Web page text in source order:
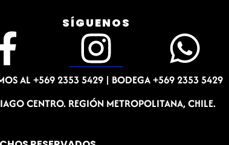
SÍGUENOS
F
a
c
I
n
s
W
h
a
AL +569 2353 5429 | BODEGA +569 2353 5429
CENTRO. REGIÓN METROPOLITANA, CHILE.